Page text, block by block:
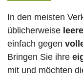
In den meisten
üblicherweise leere
einfach gegen
Bringen Sie ihre
mit und möchten